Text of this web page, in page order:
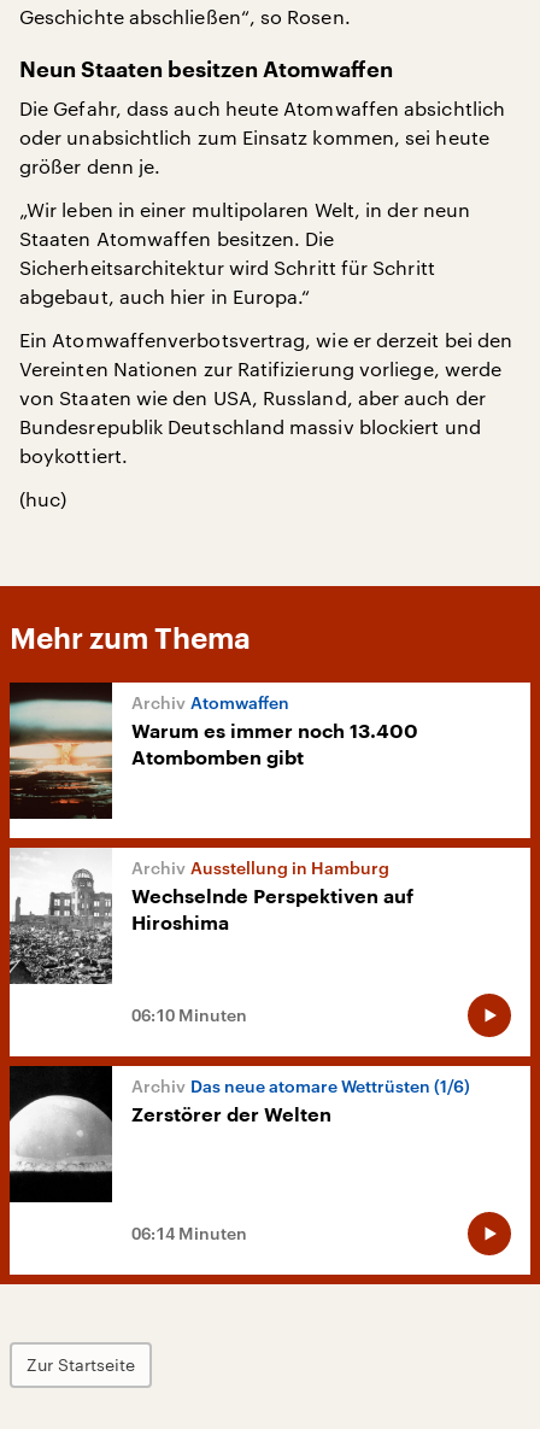
Geschichte abschließen“, so Rosen.
Neun Staaten besitzen Atomwaffen
Die Gefahr, dass auch heute Atomwaffen absichtlich
oder unabsichtlich zum Einsatz kommen, sei heute
größer denn je.
„Wir leben in einer multipolaren Welt, in der neun
Staaten Atomwaffen besitzen. Die
Sicherheitsarchitektur wird Schritt für Schritt
abgebaut, auch hier in Europa.“
Ein Atomwaffenverbotsvertrag, wie er derzeit bei den
Vereinten Nationen zur Ratifizierung vorliege, werde
von Staaten wie den USA, Russland, aber auch der
Bundesrepublik Deutschland massiv blockiert und
boykottiert.
(huc)
Mehr zum Thema
Atomwaffen
Warum es immer noch 13.400
Atombomben gibt
Ausstellung in Hamburg
Wechselnde Perspektiven auf
Hiroshima
06:10 Minuten
Das neue atomare Wettrüsten (1/6)
Zerstörer der Welten
06:14 Minuten
Zur Startseite